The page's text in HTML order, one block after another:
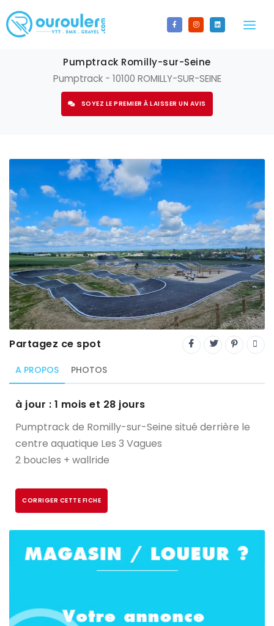
LES SPOTS
Tous les spots
Espace ludique
Gravel
Pumptrack
Trial
XC Rando - VTTAE
XCO
Constructeurs-Shapers
Derniers commentaires
CALENDRIER
CONTACT
S'INSCRIRE
AJOUTER UN SPOT
CONNECTEZ-VOUS
Pumptrack Romilly-sur-Seine
Pumptrack - 10100 ROMILLY-SUR-SEINE
SOYEZ LE PREMIER À LAISSER UN AVIS
Partagez ce spot
A PROPOS PHOTOS
à jour : 1 mois et 28 jours
Pumptrack de Romilly-sur-Seine situé derrière le
centre aquatique Les 3 Vagues
2 boucles + wallride
CORRIGER CETTE FICHE